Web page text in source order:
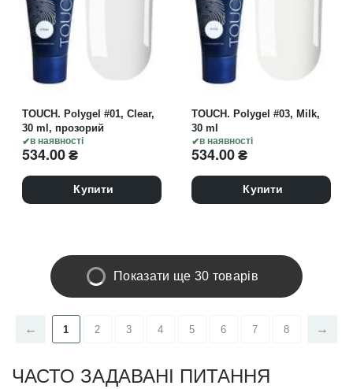
ЧАСТО ЗАДАВАНІ ПИТАННЯ
в наявності
TOUCH. Polygel #01, Clear,
30 ml, прозорий
534.00₴
Купити
в наявності
TOUCH. Polygel #03, Milk,
30 ml
534.00₴
Купити
Показати ще 30 товарів
1 2 3 4 5 6 7 8